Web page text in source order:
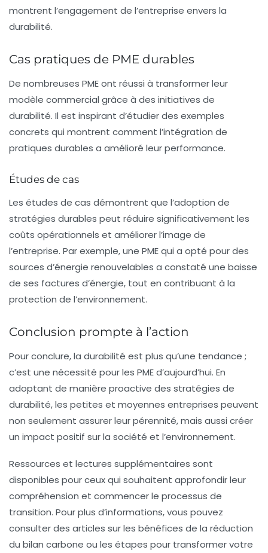
montrent l’engagement de l’entreprise envers la
durabilité.
Cas pratiques de PME durables
De nombreuses PME ont réussi à transformer leur
modèle commercial grâce à des initiatives de
durabilité. Il est inspirant d’étudier des exemples
concrets qui montrent comment l’intégration de
pratiques durables a amélioré leur performance.
Études de cas
Les études de cas démontrent que l’adoption de
stratégies durables peut réduire significativement les
coûts opérationnels et améliorer l’image de
l’entreprise. Par exemple, une PME qui a opté pour des
sources d’énergie renouvelables a constaté une baisse
de ses factures d’énergie, tout en contribuant à la
protection de l’environnement.
Conclusion prompte à l’action
Pour conclure, la durabilité est plus qu’une tendance ;
c’est une nécessité pour les PME d’aujourd’hui. En
adoptant de manière proactive des stratégies de
durabilité, les petites et moyennes entreprises peuvent
non seulement assurer leur pérennité, mais aussi créer
un impact positif sur la société et l’environnement.
Ressources et lectures supplémentaires sont
disponibles pour ceux qui souhaitent approfondir leur
compréhension et commencer le processus de
transition. Pour plus d’informations, vous pouvez
consulter des articles sur les bénéfices de la réduction
du bilan carbone ou les étapes pour transformer votre